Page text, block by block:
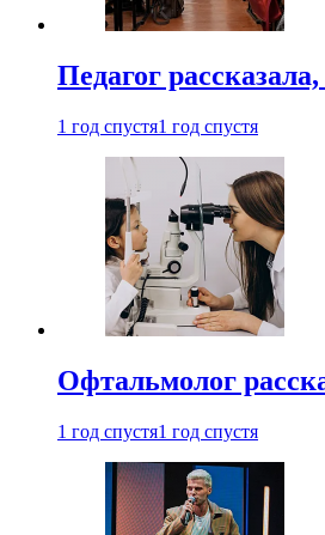
Педагог
1 год спустя1 год спустя
Офтальмолог
1 год спустя1 год спустя